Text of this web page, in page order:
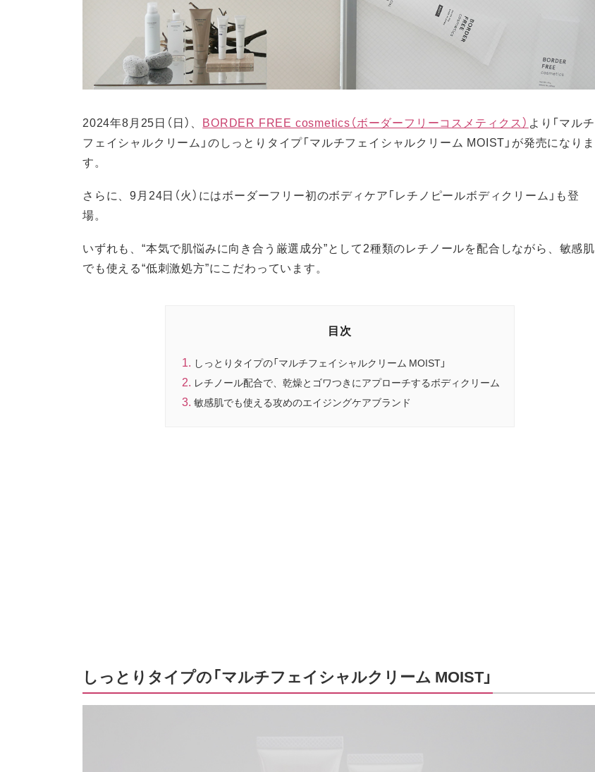
2024年8月25日（日）、 BORDER FREE cosmetics（ボーダーフリーコスメティクス） より「マルチ
フェイシャルクリーム」のしっとりタイプ「マルチフェイシャルクリーム MOIST」が発売になりま
す。
さらに、9月24日（火）にはボーダーフリー初のボディケア「レチノピールボディクリーム」も登
場。
いずれも、“本気で肌悩みに向き合う厳選成分”として2種類のレチノールを配合しながら、敏感肌
でも使える“低刺激処方”にこだわっています。
目次
しっとりタイプの「マルチフェイシャルクリーム MOIST」
レチノール配合で、乾燥とゴワつきにアプローチするボディクリーム
敏感肌でも使える攻めのエイジングケアブランド
しっとりタイプの「マルチフェイシャルクリーム MOIST」